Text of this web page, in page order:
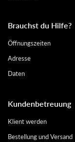
Brauchst du Hilfe?
Öffnungszeiten
Adresse
Daten
Kundenbetreuung
Klient werden
Bestellung und Versand